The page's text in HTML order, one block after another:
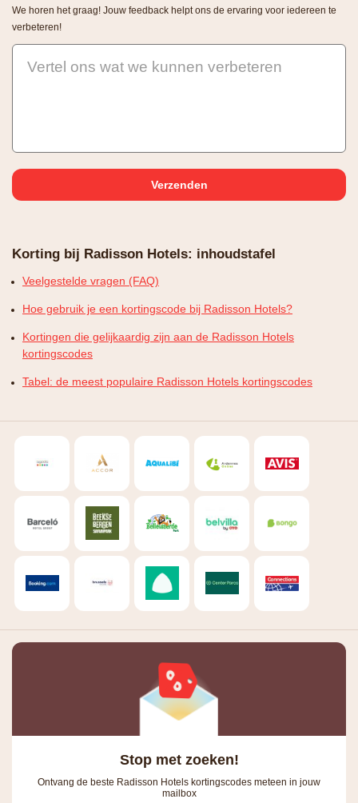
We horen het graag! Jouw feedback helpt ons de ervaring voor iedereen te
verbeteren!
Vertel ons wat we kunnen verbeteren
Korting bij Radisson Hotels: inhoudstafel
Veelgestelde vragen (FAQ)
Hoe gebruik je een kortingscode bij Radisson Hotels?
Kortingen die gelijkaardig zijn aan de Radisson Hotels
kortingscodes
Tabel: de meest populaire Radisson Hotels kortingscodes
Stop met zoeken!
Ontvang de beste Radisson Hotels kortingscodes meteen in jouw
mailbox